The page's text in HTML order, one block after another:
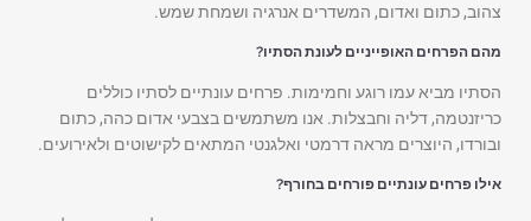
צהוב, כתום ואדום, המשדרים אנרגיה ושמחת שמש.
מהם הפרחים האופייניים לעונת הסתיו?
הסתיו מביא עמו רוגע וחמימות. פרחים עונתיים לסתיו כוללים
כריזנטמה, דליה וחבצלות. אנו משתמשים בצבעי אדום כהה, כתום
ובורדו, היוצרים מראה דרמטי ואלגנטי המתאים לקישוטים ולאירועים.
אילו פרחים עונתיים פורחים בחורף?